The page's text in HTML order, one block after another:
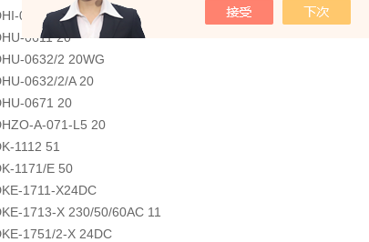
07158 23
0611 20
0632/2 20WG
0632/2/A 20
0671 20
A-071-L5 20
1112 51
1171/E 50
1711-X24DC
1713-X 230/50/60AC 11
1751/2-X 24DC